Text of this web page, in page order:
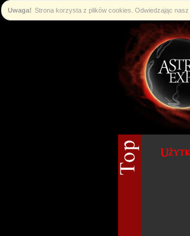
Uwaga! Strona korzysta z plików cookies. Odwiedzając